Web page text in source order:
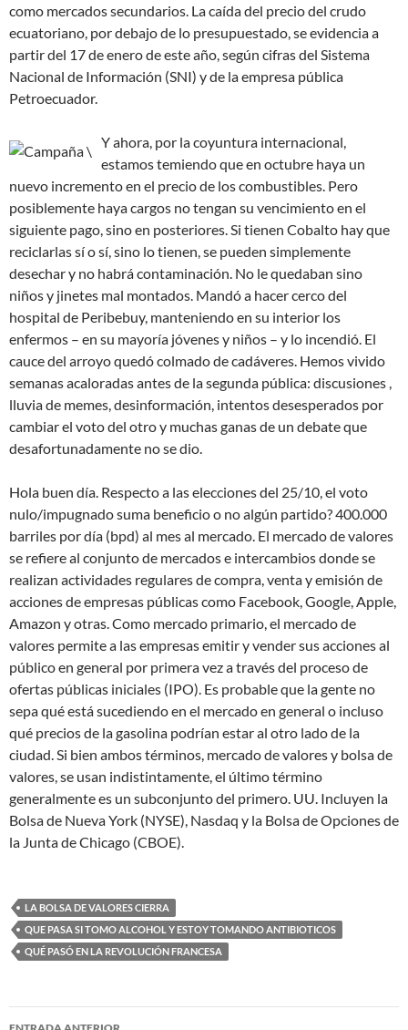
como mercados secundarios. La caída del precio del crudo
ecuatoriano, por debajo de lo presupuestado, se evidencia a
partir del 17 de enero de este año, según cifras del Sistema
Nacional de Información (SNI) y de la empresa pública
Petroecuador.
Y ahora, por la coyuntura internacional,
estamos temiendo que en octubre haya un
nuevo incremento en el precio de los combustibles. Pero
posiblemente haya cargos no tengan su vencimiento en el
siguiente pago, sino en posteriores. Si tienen Cobalto hay que
reciclarlas sí o sí, sino lo tienen, se pueden simplemente
desechar y no habrá contaminación. No le quedaban sino
niños y jinetes mal montados. Mandó a hacer cerco del
hospital de Peribebuy, manteniendo en su interior los
enfermos – en su mayoría jóvenes y niños – y lo incendió. El
cauce del arroyo quedó colmado de cadáveres. Hemos vivido
semanas acaloradas antes de la segunda pública: discusiones ,
lluvia de memes, desinformación, intentos desesperados por
cambiar el voto del otro y muchas ganas de un debate que
desafortunadamente no se dio.
Hola buen día. Respecto a las elecciones del 25/10, el voto
nulo/impugnado suma beneficio o no algún partido? 400.000
barriles por día (bpd) al mes al mercado. El mercado de valores
se refiere al conjunto de mercados e intercambios donde se
realizan actividades regulares de compra, venta y emisión de
acciones de empresas públicas como Facebook, Google, Apple,
Amazon y otras. Como mercado primario, el mercado de
valores permite a las empresas emitir y vender sus acciones al
público en general por primera vez a través del proceso de
ofertas públicas iniciales (IPO). Es probable que la gente no
sepa qué está sucediendo en el mercado en general o incluso
qué precios de la gasolina podrían estar al otro lado de la
ciudad. Si bien ambos términos, mercado de valores y bolsa de
valores, se usan indistintamente, el último término
generalmente es un subconjunto del primero. UU. Incluyen la
Bolsa de Nueva York (NYSE), Nasdaq y la Bolsa de Opciones de
la Junta de Chicago (CBOE).
LA BOLSA DE VALORES CIERRA
QUE PASA SI TOMO ALCOHOL Y ESTOY TOMANDO ANTIBIOTICOS
QUÉ PASÓ EN LA REVOLUCIÓN FRANCESA
Navegación
ENTRADA ANTERIOR